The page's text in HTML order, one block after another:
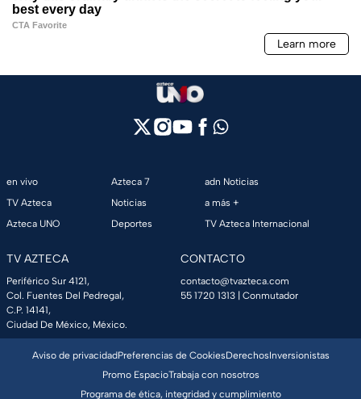
en vivo
TV Azteca
Azteca UNO
Azteca 7
Noticias
Deportes
adn Noticias
a más +
TV Azteca Internacional
TV AZTECA
Periférico Sur 4121,
Col. Fuentes Del Pedregal,
C.P. 14141,
Ciudad De México, México.
CONTACTO
contacto@tvazteca.com
55 1720 1313 | Conmutador
Aviso de privacidadPreferencias de CookiesDerechosInversionistas
Promo EspacioTrabaja con nosotros
Programa de ética, integridad y cumplimiento